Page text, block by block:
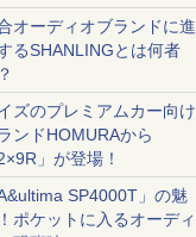
オーディオブランドに進
るSHANLINGとは何者
ズのプレミアムカー向け
ンドHOMURAから
2×9R」が登場！
A&ultima SP4000T」の魅
ポケットに入るオーディ